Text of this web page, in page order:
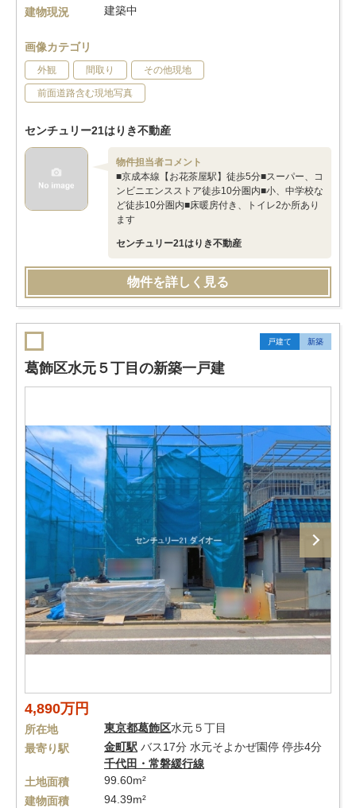
建物現況
建築中
画像カテゴリ
外観 間取り その他現地
前面道路含む現地写真
センチュリー21はりき不動産
物件担当者コメント
■京成本線【お花茶屋駅】徒歩5分■スーパー、コ
ンビニエンスストア徒歩10分圏内■小、中学校な
ど徒歩10分圏内■床暖房付き、トイレ2か所あり
ます
センチュリー21はりき不動産
物件を詳しく見る
戸建て 新築
葛飾区水元５丁目の新築一戸建
4,890万円
所在地 東京都葛飾区水元５丁目
最寄り駅
金町駅 バス17分 水元そよかぜ園停 停歩4分
千代田・常磐緩行線
土地面積
99.60m²
建物面積
94.39m²